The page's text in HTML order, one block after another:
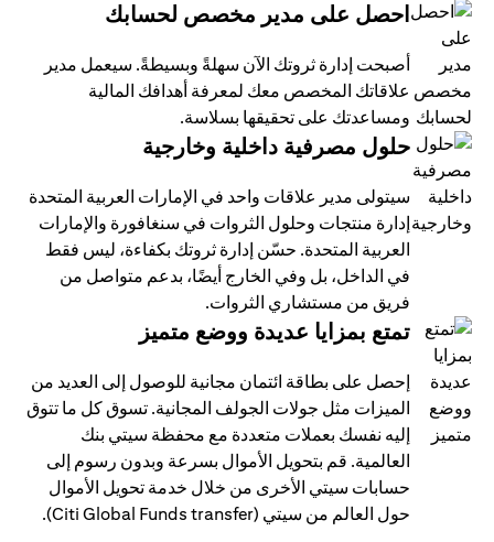
احصل على مدير مخصص لحسابك
أصبحت إدارة ثروتك الآن سهلةً وبسيطةً. سيعمل مدير
علاقاتك المخصص معك لمعرفة أهدافك المالية
ومساعدتك على تحقيقها بسلاسة.
حلول مصرفية داخلية وخارجية
سيتولى مدير علاقات واحد في الإمارات العربية المتحدة
إدارة منتجات وحلول الثروات في سنغافورة والإمارات
العربية المتحدة. حسّن إدارة ثروتك بكفاءة، ليس فقط
في الداخل، بل وفي الخارج أيضًا، بدعم متواصل من
فريق من مستشاري الثروات.
تمتع بمزايا عديدة ووضع متميز
إحصل على بطاقة ائتمان مجانية للوصول إلى العديد من
الميزات مثل جولات الجولف المجانية. تسوق كل ما تتوق
إليه نفسك بعملات متعددة مع محفظة سيتي بنك
العالمية. قم بتحويل الأموال بسرعة وبدون رسوم إلى
حسابات سيتي الأخرى من خلال خدمة تحويل الأموال
حول العالم من سيتي (Citi Global Funds transfer).